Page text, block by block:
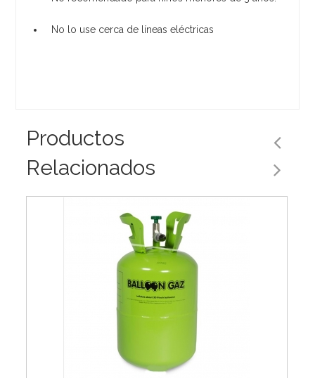
No lo use cerca de líneas eléctricas
Productos
Relacionados